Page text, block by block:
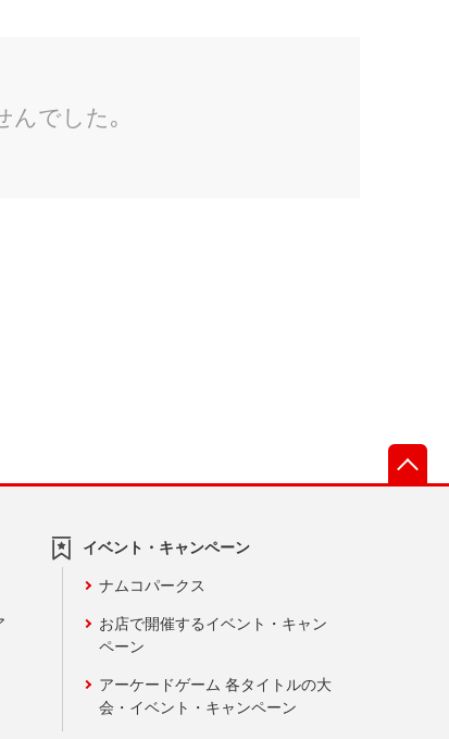
イベント・キャンペーン
ナムコパークス
お店で開催するイベント・キャン
ペーン
アーケードゲーム 各タイトルの大
会・イベント・キャンペーン